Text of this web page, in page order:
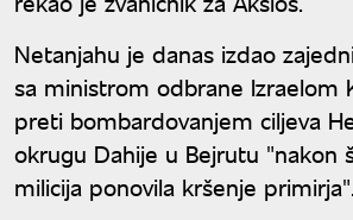
Netanjahu je danas izdao
sa ministrom odbrane Izraelom
preti bombardovanjem ciljeva
okrugu Dahije u Bejrutu "nakon
milicija ponovila kršenje primirja".